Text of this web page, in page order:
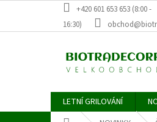
obsah
+420 601 653 653 (8:00 -
16:30)
LETNÍ GRILOVÁNÍ